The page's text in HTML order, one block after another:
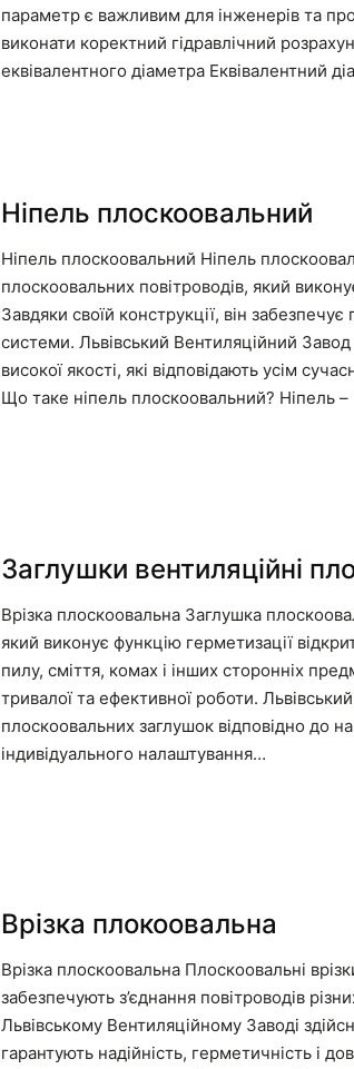
параметр є важливим для інженерів та
виконати коректний гідравлічний
еквівалентного діаметра Еквівалентний
Ніпель плоскоовальний
Ніпель плоскоовальний Ніпель
плоскоовальних повітроводів, який
Завдяки своїй конструкції, він забезпечує
системи. Львівський Вентиляційний
високої якості, які відповідають усім
Що таке ніпель плоскоовальний? Ніпель
Заглушки вентиляційні
Врізка плоскоовальна Заглушка
який виконує функцію герметизації
пилу, сміття, комах і інших сторонніх
тривалої та ефективної роботи.
плоскоовальних заглушок відповідно до
індивідуального налаштування…
Врізка плокоовальна
Врізка плоскоовальна Плоскоовальні
забезпечують з’єднання повітроводів
Львівському Вентиляційному Заводі
гарантують надійність, герметичність і